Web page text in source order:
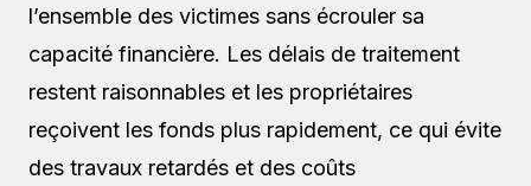
l’ensemble des victimes sans écrouler sa
capacité financière. Les délais de traitement
restent raisonnables et les propriétaires
reçoivent les fonds plus rapidement, ce qui évite
des travaux retardés et des coûts